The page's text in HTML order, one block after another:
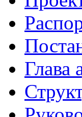
Глава